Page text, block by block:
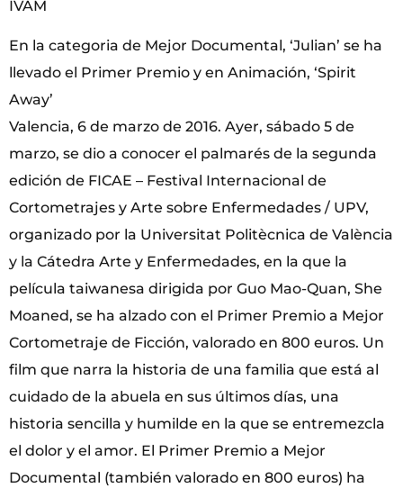
IVAM
En la categoria de Mejor Documental, ‘Julian’ se ha
llevado el Primer Premio y en Animación, ‘Spirit
Away’
Valencia, 6 de marzo de 2016. Ayer, sábado 5 de
marzo, se dio a conocer el palmarés de la segunda
edición de FICAE – Festival Internacional de
Cortometrajes y Arte sobre Enfermedades / UPV,
organizado por la Universitat Politècnica de València
y la Cátedra Arte y Enfermedades, en la que la
película taiwanesa dirigida por Guo Mao-Quan, She
Moaned, se ha alzado con el Primer Premio a Mejor
Cortometraje de Ficción, valorado en 800 euros. Un
film que narra la historia de una familia que está al
cuidado de la abuela en sus últimos días, una
historia sencilla y humilde en la que se entremezcla
el dolor y el amor. El Primer Premio a Mejor
Documental (también valorado en 800 euros) ha